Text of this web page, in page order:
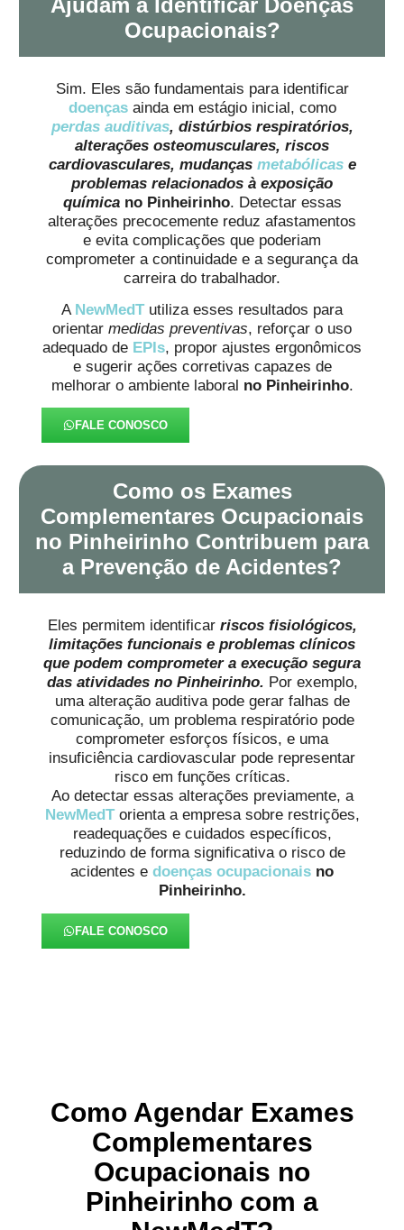
Ocupacionais?
Sim. Eles são fundamentais para identificar
doenças ainda em estágio inicial, como
perdas auditivas, distúrbios respiratórios,
alterações osteomusculares, riscos
cardiovasculares, mudanças metabólicase
problemas relacionados à exposição
química no Pinheirinho. Detectar essas
alterações precocemente reduz afastamentos
e evita complicações que poderiam
comprometer a continuidade e a segurança da
carreira do trabalhador.
A NewMedT utiliza esses resultados para
orientar medidas preventivas, reforçar o uso
adequado de EPIs, propor ajustes ergonômicos
e sugerir ações corretivas capazes de
melhorar o ambiente laboral no Pinheirinho.
FALE CONOSCO
Como os Exames
Complementares Ocupacionais
no Pinheirinho Contribuem para
a Prevenção de Acidentes?
Eles permitem identificar riscos fisiológicos,
limitações funcionais e problemas clínicos
que podem comprometer a execução segura
das atividades no Pinheirinho. Por exemplo,
uma alteração auditiva pode gerar falhas de
comunicação, um problema respiratório pode
comprometer esforços físicos, e uma
insuficiência cardiovascular pode representar
risco em funções críticas.
Ao detectar essas alterações previamente, a
NewMedT orienta a empresa sobre restrições,
readequações e cuidados específicos,
reduzindo de forma significativa o risco de
acidentes e doenças ocupacionais no
Pinheirinho.
FALE CONOSCO
Como Agendar Exames
Complementares
Ocupacionais no
Pinheirinho com a